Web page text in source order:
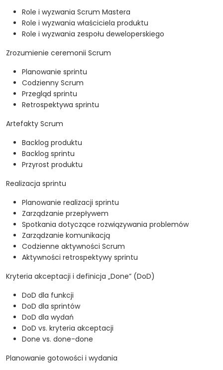
Role i wyzwania Scrum Mastera
Role i wyzwania właściciela produktu
Role i wyzwania zespołu deweloperskiego
Zrozumienie ceremonii Scrum
Planowanie sprintu
Codzienny Scrum
Przegląd sprintu
Retrospektywa sprintu
Artefakty Scrum
Backlog produktu
Backlog sprintu
Przyrost produktu
Realizacja sprintu
Planowanie realizacji sprintu
Zarządzanie przepływem
Spotkania dotyczące rozwiązywania problemów
Zarządzanie komunikacją
Codzienne aktywności Scrum
Aktywności retrospektywy sprintu
Kryteria akceptacji i definicja „Done” (DoD)
DoD dla funkcji
DoD dla sprintów
DoD dla wydań
DoD vs. kryteria akceptacji
Done vs. done-done
Planowanie gotowości i wydania